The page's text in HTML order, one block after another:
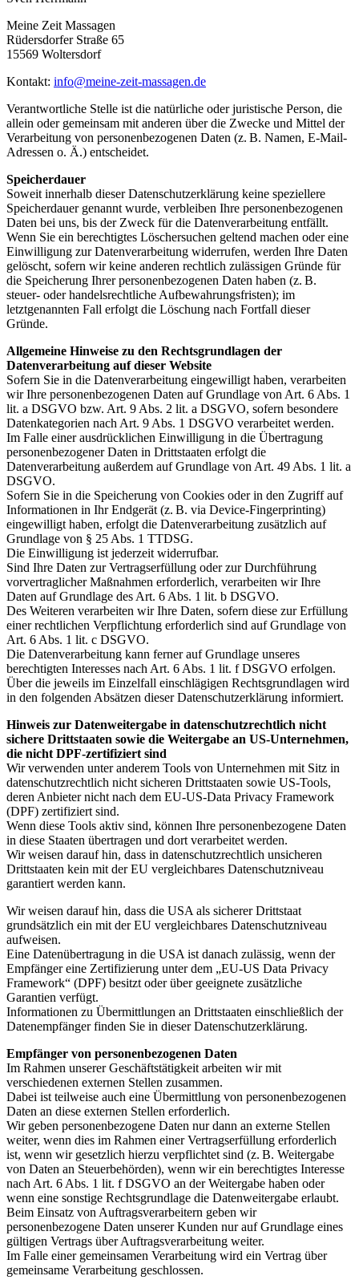
Meine Zeit Massagen
Rüdersdorfer Straße 65
15569 Woltersdorf
Kontakt: info@meine-zeit-massagen.de
Verantwortliche Stelle ist die natürliche oder juristische Person, die
allein oder gemeinsam mit anderen über die Zwecke und Mittel der
Verarbeitung von personenbezogenen Daten (z. B. Namen, E-Mail-
Adressen o. Ä.) entscheidet.
Speicherdauer
Soweit innerhalb dieser Datenschutzerklärung keine speziellere
Speicherdauer genannt wurde, verbleiben Ihre personenbezogenen
Daten bei uns, bis der Zweck für die Datenverarbeitung entfällt.
Wenn Sie ein berechtigtes Löschersuchen geltend machen oder eine
Einwilligung zur Datenverarbeitung widerrufen, werden Ihre Daten
gelöscht, sofern wir keine anderen rechtlich zulässigen Gründe für
die Speicherung Ihrer personenbezogenen Daten haben (z. B.
steuer- oder handelsrechtliche Aufbewahrungsfristen); im
letztgenannten Fall erfolgt die Löschung nach Fortfall dieser
Gründe.
Allgemeine Hinweise zu den Rechtsgrundlagen der
Datenverarbeitung auf dieser Website
Sofern Sie in die Datenverarbeitung eingewilligt haben, verarbeiten
wir Ihre personenbezogenen Daten auf Grundlage von Art. 6 Abs. 1
lit. a DSGVO bzw. Art. 9 Abs. 2 lit. a DSGVO, sofern besondere
Datenkategorien nach Art. 9 Abs. 1 DSGVO verarbeitet werden.
Im Falle einer ausdrücklichen Einwilligung in die Übertragung
personenbezogener Daten in Drittstaaten erfolgt die
Datenverarbeitung außerdem auf Grundlage von Art. 49 Abs. 1 lit. a
DSGVO.
Sofern Sie in die Speicherung von Cookies oder in den Zugriff auf
Informationen in Ihr Endgerät (z. B. via Device-Fingerprinting)
eingewilligt haben, erfolgt die Datenverarbeitung zusätzlich auf
Grundlage von § 25 Abs. 1 TTDSG.
Die Einwilligung ist jederzeit widerrufbar.
Sind Ihre Daten zur Vertragserfüllung oder zur Durchführung
vorvertraglicher Maßnahmen erforderlich, verarbeiten wir Ihre
Daten auf Grundlage des Art. 6 Abs. 1 lit. b DSGVO.
Des Weiteren verarbeiten wir Ihre Daten, sofern diese zur Erfüllung
einer rechtlichen Verpflichtung erforderlich sind auf Grundlage von
Art. 6 Abs. 1 lit. c DSGVO.
Die Datenverarbeitung kann ferner auf Grundlage unseres
berechtigten Interesses nach Art. 6 Abs. 1 lit. f DSGVO erfolgen.
Über die jeweils im Einzelfall einschlägigen Rechtsgrundlagen wird
in den folgenden Absätzen dieser Datenschutzerklärung informiert.
Hinweis zur Datenweitergabe in datenschutzrechtlich nicht
sichere Drittstaaten sowie die Weitergabe an US-Unternehmen,
die nicht DPF-zertifiziert sind
Wir verwenden unter anderem Tools von Unternehmen mit Sitz in
datenschutzrechtlich nicht sicheren Drittstaaten sowie US-Tools,
deren Anbieter nicht nach dem EU-US-Data Privacy Framework
(DPF) zertifiziert sind.
Wenn diese Tools aktiv sind, können Ihre personenbezogene Daten
in diese Staaten übertragen und dort verarbeitet werden.
Wir weisen darauf hin, dass in datenschutzrechtlich unsicheren
Drittstaaten kein mit der EU vergleichbares Datenschutzniveau
garantiert werden kann.
Wir weisen darauf hin, dass die USA als sicherer Drittstaat
grundsätzlich ein mit der EU vergleichbares Datenschutzniveau
aufweisen.
Eine Datenübertragung in die USA ist danach zulässig, wenn der
Empfänger eine Zertifizierung unter dem „EU-US Data Privacy
Framework“ (DPF) besitzt oder über geeignete zusätzliche
Garantien verfügt.
Informationen zu Übermittlungen an Drittstaaten einschließlich der
Datenempfänger finden Sie in dieser Datenschutzerklärung.
Empfänger von personenbezogenen Daten
Im Rahmen unserer Geschäftstätigkeit arbeiten wir mit
verschiedenen externen Stellen zusammen.
Dabei ist teilweise auch eine Übermittlung von personenbezogenen
Daten an diese externen Stellen erforderlich.
Wir geben personenbezogene Daten nur dann an externe Stellen
weiter, wenn dies im Rahmen einer Vertragserfüllung erforderlich
ist, wenn wir gesetzlich hierzu verpflichtet sind (z. B. Weitergabe
von Daten an Steuerbehörden), wenn wir ein berechtigtes Interesse
nach Art. 6 Abs. 1 lit. f DSGVO an der Weitergabe haben oder
wenn eine sonstige Rechtsgrundlage die Datenweitergabe erlaubt.
Beim Einsatz von Auftragsverarbeitern geben wir
personenbezogene Daten unserer Kunden nur auf Grundlage eines
gültigen Vertrags über Auftragsverarbeitung weiter.
Im Falle einer gemeinsamen Verarbeitung wird ein Vertrag über
gemeinsame Verarbeitung geschlossen.